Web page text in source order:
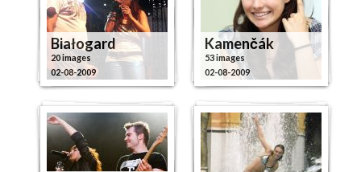
Białogard
20 images
02-08-2009
Kamenčák
53 images
02-08-2009